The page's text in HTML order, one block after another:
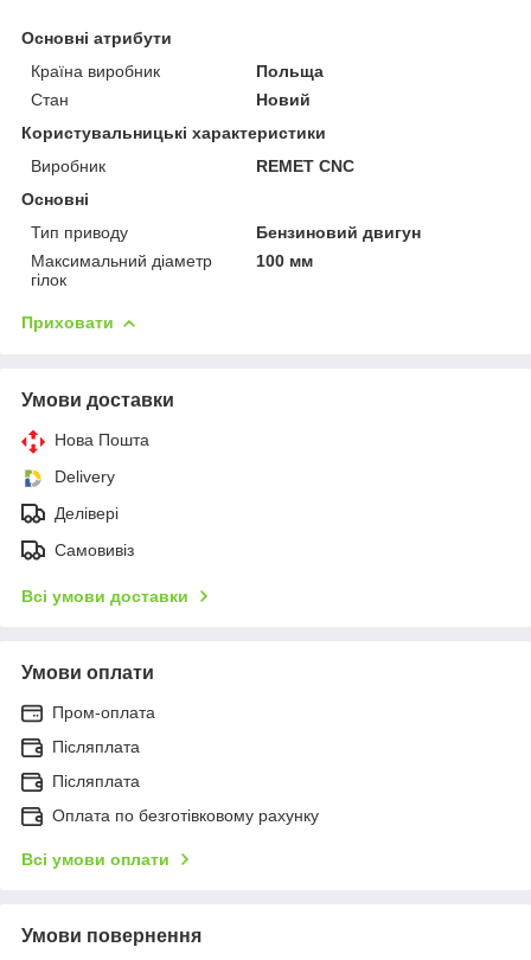
Основні атрибути
Країна виробник
Польща
Стан
Новий
Користувальницькі характеристики
Виробник
REMET CNC
Основні
Тип приводу
Бензиновий двигун
Максимальний діаметр
гілок
100 мм
Приховати
Умови доставки
Нова Пошта
Delivery
Делівері
Самовивіз
Всі умови доставки
Умови оплати
Пром-оплата
Післяплата
Післяплата
Оплата по безготівковому рахунку
Всі умови оплати
Умови повернення